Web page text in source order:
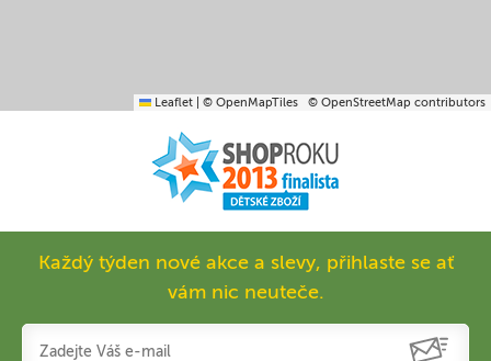
Leaflet © OpenMapTiles © OpenStreetMap contributors
Každý týden nové akce a slevy, přihlaste se ať
vám nic neuteče.